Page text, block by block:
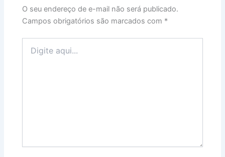
O seu endereço de e-mail não será publicado.
Campos obrigatórios são marcados com *
aqui...